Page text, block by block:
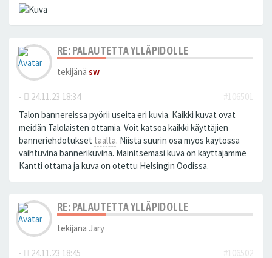
RE: PALAUTETTA YLLÄPIDOLLE
tekijänä sw
- 24.11.23 18:34
#106501
Talon bannereissa pyörii useita eri kuvia. Kaikki kuvat ovat
meidän Talolaisten ottamia. Voit katsoa kaikki käyttäjien
banneriehdotukset täältä. Niistä suurin osa myös käytössä
vaihtuvina bannerikuvina. Mainitsemasi kuva on käyttäjämme
Kantti ottama ja kuva on otettu Helsingin Oodissa.
RE: PALAUTETTA YLLÄPIDOLLE
tekijänä Jary
- 24.11.23 18:45
#106502